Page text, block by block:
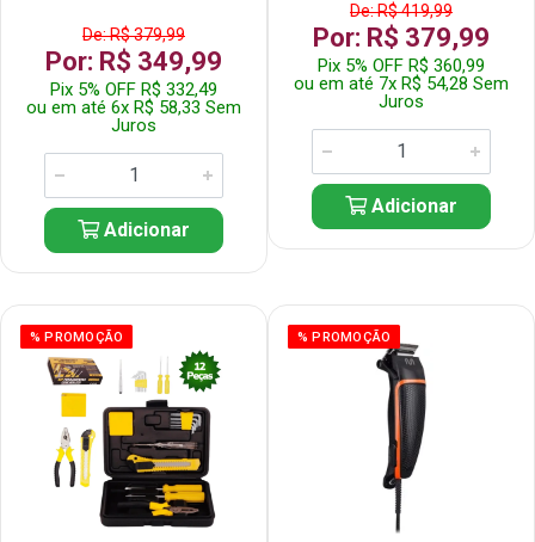
De: R$ 379,99
Por: R$ 349,99
Pix 5% OFF R$ 332,49
ou em até 6x R$ 58,33 Sem
Juros
Adicionar
De: R$ 419,99
Por: R$ 379,99
Pix 5% OFF R$ 360,99
ou em até 7x R$ 54,28 Sem
Juros
Adicionar
% PROMOÇÃO % PROMOÇÃO